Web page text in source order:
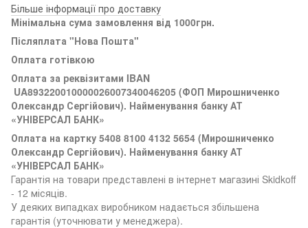
Більше інформації про доставку
Мінімальна сума замовлення від 1000грн.
Післяплата "Нова Пошта"
Оплата готівкою
Оплата за реквізитами IBAN
UA893220010000026007340046205 (ФОП Мирошниченко
Олександр Сергійович). Найменування банку АТ
«УНІВЕРСАЛ БАНК»
Оплата на картку 5408 8100 4132 5654 (Мирошниченко
Олександр Сергійович). Найменування банку АТ
«УНІВЕРСАЛ БАНК»
Гарантія на товари представлені в інтернет магазині Skidkoff
- 12 місяців.
У деяких випадках виробником надається збільшена
гарантія (уточнювати у менеджера).